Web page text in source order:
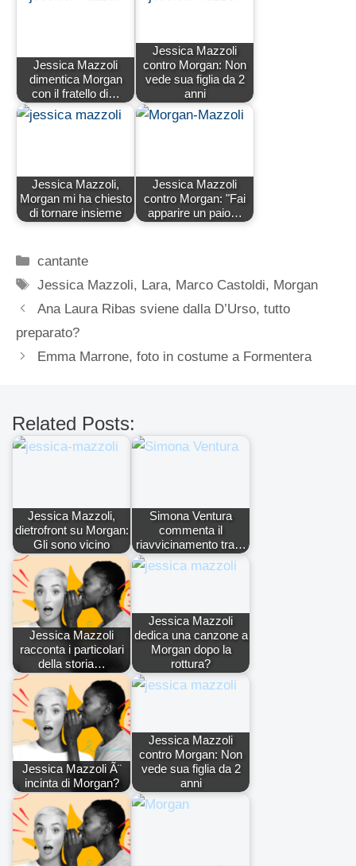
Jessica Mazzoli
dimentica Morgan
con il fratello di…
Jessica Mazzoli
contro Morgan: Non
vede sua figlia da 2
anni
Jessica Mazzoli,
Morgan mi ha chiesto
di tornare insieme
Jessica Mazzoli
contro Morgan: "Fai
apparire un paio…
Categorie
cantante
Tag
Jessica Mazzoli, Lara, Marco Castoldi, Morgan
Ana Laura Ribas sviene dalla D’Urso, tutto
preparato?
Emma Marrone, foto in costume a Formentera
Related Posts:
Jessica Mazzoli,
dietrofront su Morgan:
Gli sono vicino
Simona Ventura
commenta il
riavvicinamento tra…
Jessica Mazzoli
racconta i particolari
della storia…
Jessica Mazzoli
dedica una canzone a
Morgan dopo la
rottura?
Jessica Mazzoli Ã¨
incinta di Morgan?
Jessica Mazzoli
contro Morgan: Non
vede sua figlia da 2
anni